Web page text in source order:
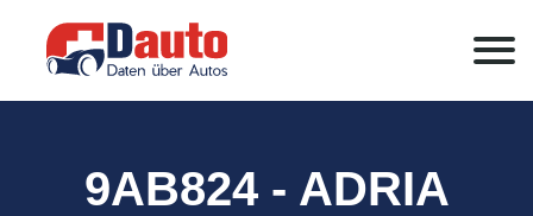
9AB824 - ADRIA